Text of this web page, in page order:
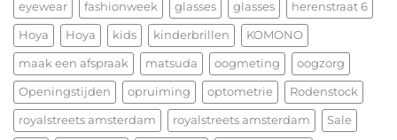
2026!
eyewear fashionweek glasses glasses herenstraat 6
Hoya Hoya kids kinderbrillen KOMONO
maak een afspraak matsuda oogmeting oogzorg
Openingstijden opruiming optometrie Rodenstock
royalstreets amsterdam royalstreets amsterdam Sale